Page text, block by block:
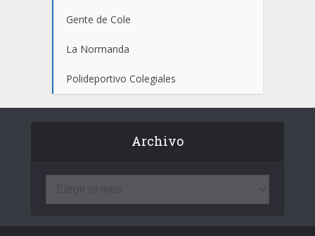
Gente de Cole
La Normanda
Polideportivo Colegiales
Archivo